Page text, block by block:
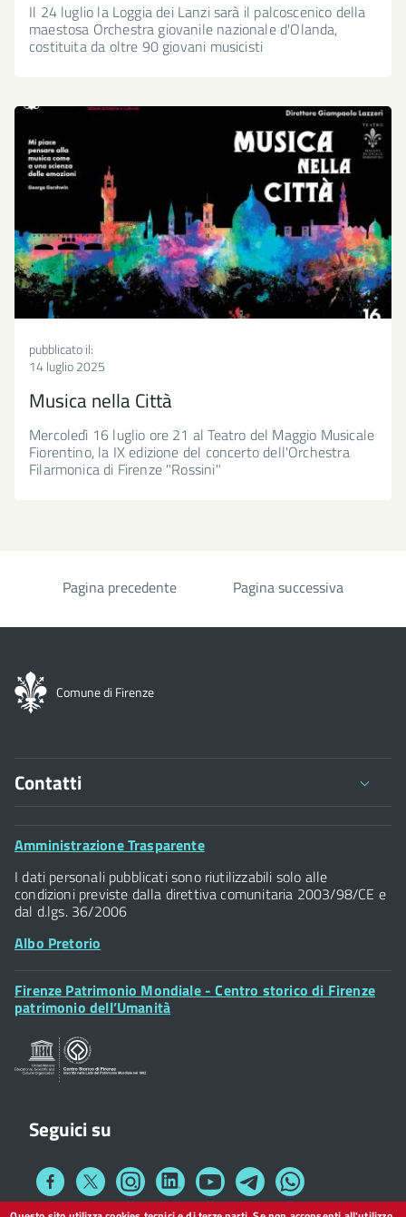
Il 24 luglio la Loggia dei Lanzi sarà il palcoscenico della
maestosa Orchestra giovanile nazionale d'Olanda,
costituita da oltre 90 giovani musicisti
pubblicato il:
14 luglio 2025
Musica nella Città
Mercoledì 16 luglio ore 21 al Teatro del Maggio Musicale
Fiorentino, la IX edizione del concerto dell'Orchestra
Filarmonica di Firenze "Rossini"
Paginazione
Pagina precedente Pagina successiva
Comune di Firenze
Contatti
Comune di Firenze
Palazzo Vecchio
Piazza della Signoria - 50122, Firenze
P.IVA 01307110484
Posta Elettronica Certificata
Footer
Amministrazione Trasparente
I dati personali pubblicati sono riutilizzabili solo alle
condizioni previste dalla direttiva comunitaria 2003/98/CE e
dal d.lgs. 36/2006
Albo Pretorio
Footer
Widget
Firenze Patrimonio Mondiale - Centro storico di Firenze
patrimonio dell’Umanità
Seguici su
Collegamento
Facebook
Collegamento
a
Twitter
Collegamento
a
Instagram
Collegamento
a
LinkedIn
Collegamento
a
You
Collegamento
a
Telegram
Collegamento
a
Whatsapp